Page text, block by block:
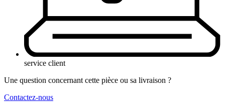
service client
Une question concernant cette pièce ou sa livraison ?
Contactez-nous